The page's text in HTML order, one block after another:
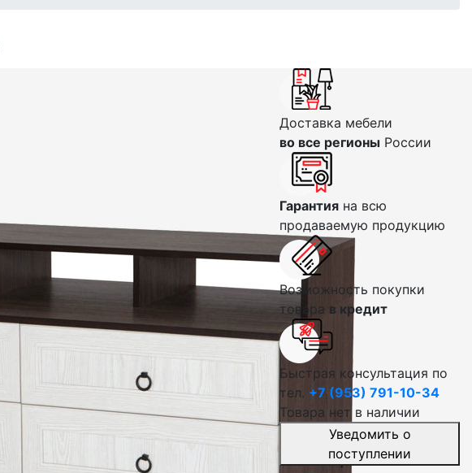
Доставка мебели
во все регионы России
Гарантия на всю
продаваемую продукцию
Возможность покупки
товара в кредит
Быстрая консультация по
тел. +7 (953) 791-10-34
Товара нет в наличии
Уведомить о
поступлении